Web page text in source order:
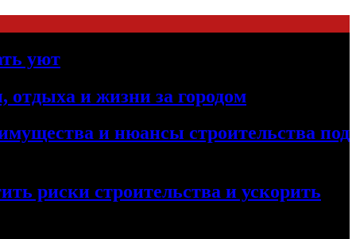
уют
отдыха и жизни за городом
и нюансы строительства под
риски строительства и ускорить